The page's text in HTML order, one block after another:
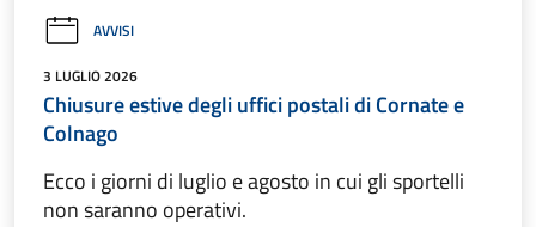
AVVISI
3 LUGLIO 2026
Chiusure estive degli uffici postali di Cornate e
Colnago
Ecco i giorni di luglio e agosto in cui gli sportelli
non saranno operativi.